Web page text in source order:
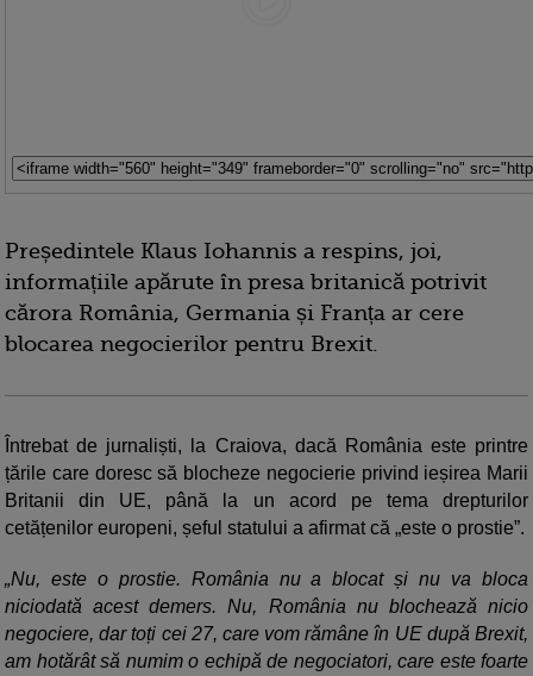
Președintele Klaus Iohannis a respins, joi,
informațiile apărute în presa britanică potrivit
cărora România, Germania și Franța ar cere
blocarea negocierilor pentru Brexit.
Întrebat de jurnaliști, la Craiova, dacă România este printre
țările care doresc să blocheze negocierie privind ieșirea Marii
Britanii din UE, până la un acord pe tema drepturilor
cetățenilor europeni, șeful statului a afirmat că „este o prostie”.
Nu, este o prostie. România nu a blocat și nu va bloca
niciodată acest demers. Nu, România nu blochează nicio
negociere, dar toți cei 27, care vom rămâne în UE după Brexit,
am hotărât să numim o echipă de negociatori, care este foarte